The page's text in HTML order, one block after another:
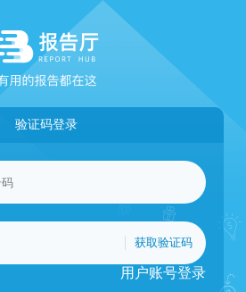
验证码登录
获取验证码
用户账号登录